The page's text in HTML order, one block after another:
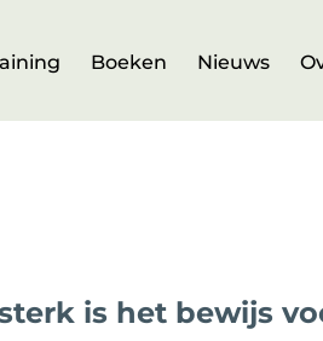
Boeken Nieuws
is het bewijs